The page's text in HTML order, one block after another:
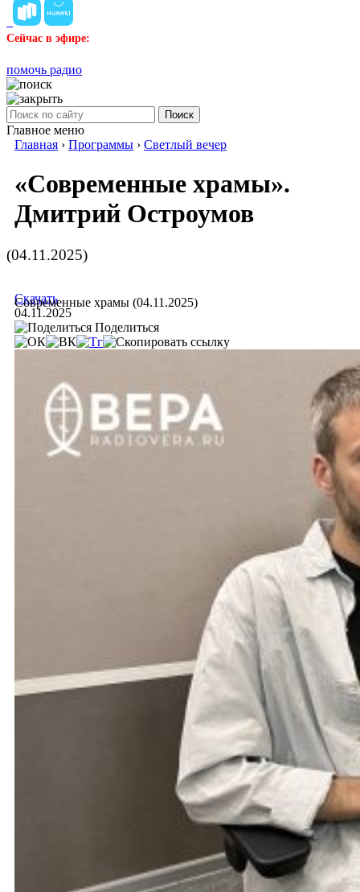
Сейчас в эфире:
помочь радио
Поиск
Главное меню
Главная › Программы › Светлый вечер
«Современные храмы».
Дмитрий Остроумов
(04.11.2025)
Современные храмы (04.11.2025)
Скачать
04.11.2025
Поделиться